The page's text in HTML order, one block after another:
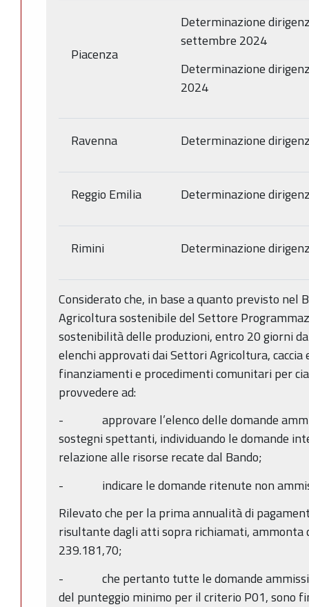
Piacenza
Determinazione
settembre 2024
Determinazione
2024
Ravenna Determinazione
Reggio Emilia Determinazione
Rimini Determinazione
Considerato che, in base a quanto previsto nel
Agricoltura sostenibile del Settore
sostenibilità delle produzioni, entro 20 giorni
elenchi approvati dai Settori Agricoltura, caccia
finanziamenti e procedimenti comunitari per
provvedere ad:
- approvare l’elenco delle domande
sostegni spettanti, individuando le domande
relazione alle risorse recate dal Bando;
- indicare le domande ritenute non
Rilevato che per la prima annualità di
risultante dagli atti sopra richiamati, ammonta
239.181,70;
- che pertanto tutte le domande
del punteggio minimo per il criterio P01, sono